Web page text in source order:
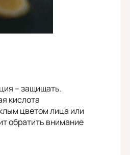
– защищать.
кислота
цветом лица или
обратить внимание